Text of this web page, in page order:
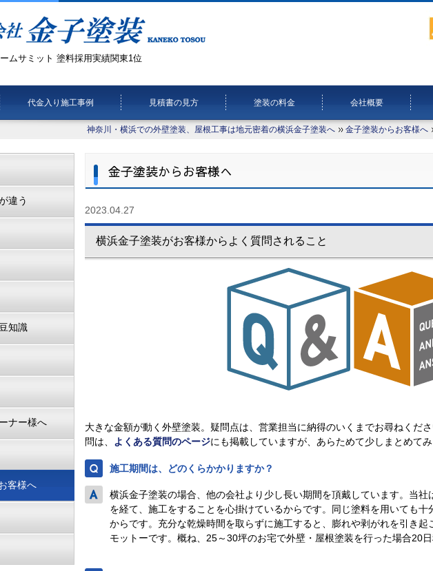
ムサミット 塗料採用実績関東1位
代金入り施工事例 見積書の見方 塗装の料金 会社概要
神奈川・横浜での外壁塗装、屋根工事は地元密着の横浜金子塗装へ 金子塗装からお客様へ
金子塗装からお客様へ
2023.04.27
横浜金子塗装がお客様からよく質問されること
大きな金額が動く外壁塗装。疑問点は、営業担当に納得のいくまでお尋ねくだ
問は、
よくある質問のページにも掲載していますが、あらためて少しまとめてみ
施工期間は、どのくらかかりますか？
横浜金子塗装の場合、他の会社より少し長い期間を頂戴しています。当
を経て、施工をすることを心掛けているからです。同じ塗料を用いても
からです。充分な乾燥時間を取らずに施工すると、膨れや剥がれを引き
モットーです。概ね、25～30坪のお宅で外壁・屋根塗装を行った場合20日
違う
知識
ナー様へ
客様へ